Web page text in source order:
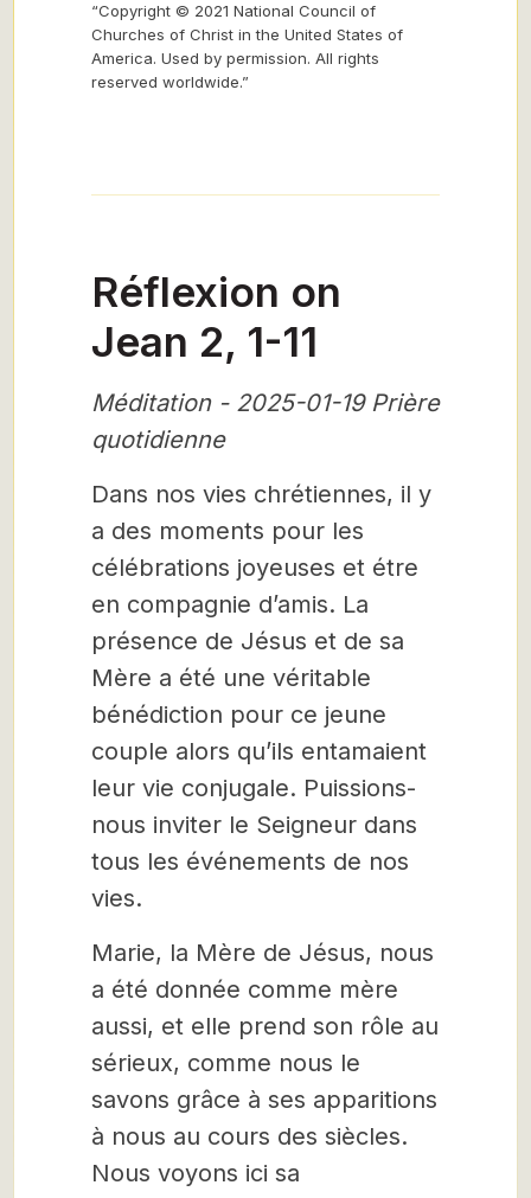
“Copyright © 2021 National Council of
Churches of Christ in the United States of
America. Used by permission. All rights
reserved worldwide.”
Réflexion on
Jean 2, 1-11
Méditation - 2025-01-19 Prière
quotidienne
Dans nos vies chrétiennes, il y
a des moments pour les
célébrations joyeuses et étre
en compagnie d’amis. La
présence de Jésus et de sa
Mère a été une véritable
bénédiction pour ce jeune
couple alors qu’ils entamaient
leur vie conjugale. Puissions-
nous inviter le Seigneur dans
tous les événements de nos
vies.
Marie, la Mère de Jésus, nous
a été donnée comme mère
aussi, et elle prend son rôle au
sérieux, comme nous le
savons grâce à ses apparitions
à nous au cours des siècles.
Nous voyons ici sa